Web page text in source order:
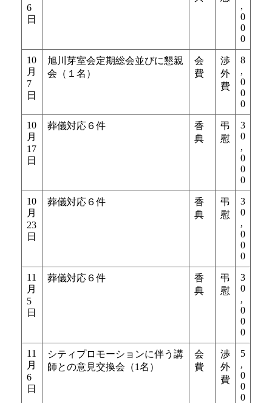
6
日
,
0
0
0
10
月
7
日
旭川芽室会定期総会並びに懇親
会（１名）
会
費
渉
外
費
8
,
0
0
0
10
月
17
日
葬儀対応６件
香
典
弔
慰
3
0
,
0
0
0
10
月
23
日
葬儀対応６件
香
典
弔
慰
3
0
,
0
0
0
11
月
5
日
葬儀対応６件
香
典
弔
慰
3
0
,
0
0
0
11
月
6
日
シティプロモーションに伴う講
師との意見交換会（1名）
会
費
渉
外
費
5
,
0
0
0